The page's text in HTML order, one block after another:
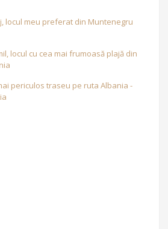
locul meu preferat din Muntenegru
locul cu cea mai frumoasă plajă din
periculos traseu pe ruta Albania -